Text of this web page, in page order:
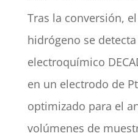
Tras la conversión,
hidrógeno se
electroquímico
en un electrodo de
optimizado para el
volúmenes de